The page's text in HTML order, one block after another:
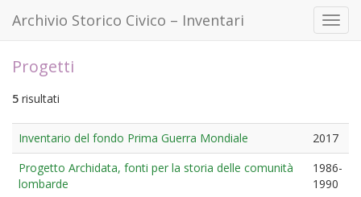
Archivio Storico Civico – Inventari
Progetti
5 risultati
Inventario del fondo Prima Guerra Mondiale
2017
Progetto Archidata, fonti per la storia delle comunità
lombarde
1986-
1990